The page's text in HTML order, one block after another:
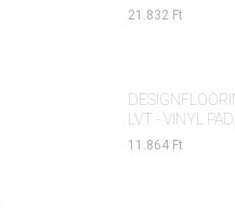
21.832 Ft
LVT - VINYL
11.864 Ft